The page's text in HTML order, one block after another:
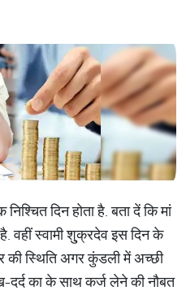
दिन होता है. बता दें कि मां
है. वहीं स्वामी शु्क्रदेव इस दिन के
की स्थिति अगर कुंडली में अच्छी
दर्द का के साथ कर्ज लेने की नौबत